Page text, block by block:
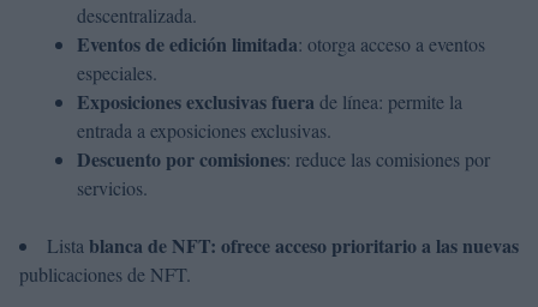
descentralizada.
Eventos de edición limitada: otorga acceso a eventos
especiales.
Exposiciones exclusivas fuera de línea: permite la
entrada a exposiciones exclusivas.
Descuento por comisiones: reduce las comisiones por
servicios.
Lista blanca de NFT: ofrece acceso prioritario a las nuevas
publicaciones de NFT.